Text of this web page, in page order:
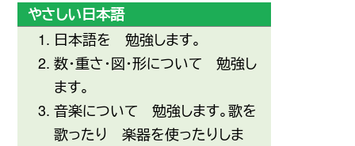
やさしい日本語
日本語を勉強します。
数・重さ・図・形について勉強し
ます。
音楽について勉強します。歌を
歌ったり楽器を使ったりしま